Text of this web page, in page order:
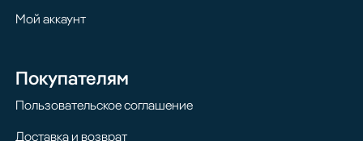
Мой аккаунт
Покупателям
Пользовательское соглашение
Доставка и возврат